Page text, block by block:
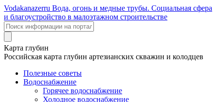
Vodakanazerru Вода, огонь и медные трубы. Социальная сфера
и благоустройство в малоэтажном строительстве
Карта глубин
Российская карта глубин артезианских скважин и колодцев
Полезные советы
Водоснабжение
Горячее водоснабжение
Холодное водоснабжение